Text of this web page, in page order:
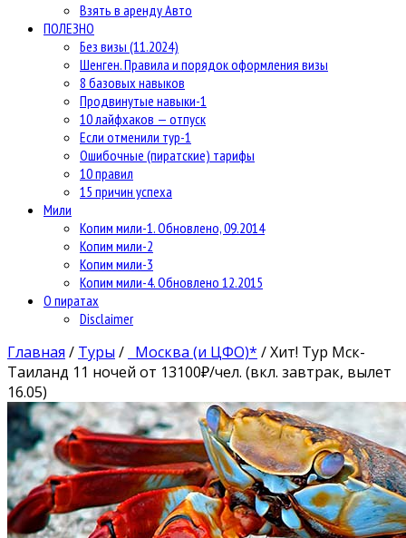
Взять в аренду Авто
ПОЛЕЗНО
Без визы (11.2024)
Шенген. Правила и порядок оформления визы
8 базовых навыков
Продвинутые навыки-1
10 лайфхаков — отпуск
Если отменили тур-1
Ошибочные (пиратские) тарифы
10 правил
15 причин успеха
Мили
Копим мили-1. Обновлено, 09.2014
Копим мили-2
Копим мили-3
Копим мили-4. Обновлено 12.2015
О пиратах
Disclaimer
Главная / Туры / Москва (и ЦФО)* /Хит! Тур Мск-
Таиланд 11 ночей от 13100₽/чел. (вкл. завтрак, вылет
16.05)